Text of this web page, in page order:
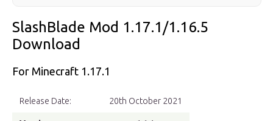
SlashBlade Mod 1.17.1/1.16.5
Download
For Minecraft 1.17.1
Release Date: 20th October 2021